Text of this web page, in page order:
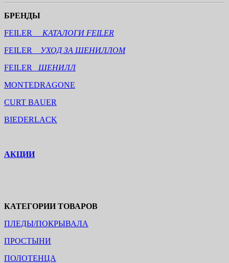
БРЕНДЫ
FEILER КАТАЛОГИ FEILER
FEILER
УХОД ЗА ШЕНИЛЛОМ
FEILER ШЕНИЛЛ
MONTEDRAGONE
CURT BAUER
BIEDERLACK
АКЦИИ
КАТЕГОРИИ ТОВАРОВ
ПЛЕДЫ/ПОКРЫВАЛА
ПРОСТЫНИ
ПОЛОТЕНЦА